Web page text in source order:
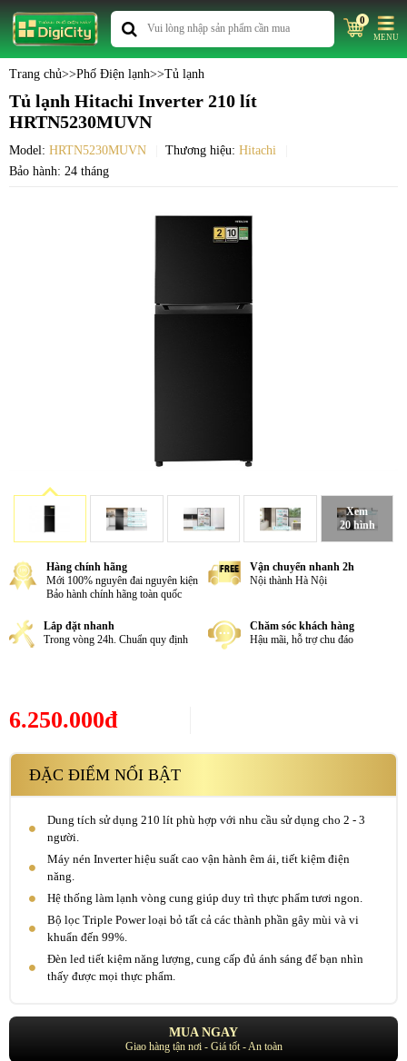
0
MENU
Trang chủ>>Phố Điện lạnh>>Tủ lạnh
Tủ lạnh Hitachi Inverter 210 lít
HRTN5230MUVN
Model: HRTN5230MUVN Thương hiệu: Hitachi
Bảo hành: 24 tháng
Xem
20 hình
Hàng chính hãng
Mới 100% nguyên đai nguyên kiện
Bảo hành chính hãng toàn quốc
Vận chuyển nhanh 2h
Nội thành Hà Nội
Lắp đặt nhanh
Trong vòng 24h. Chuẩn quy định
Chăm sóc khách hàng
Hậu mãi, hỗ trợ chu đáo
6.250.000đ
ĐẶC ĐIỂM NỔI BẬT
Dung tích sử dụng 210 lít phù hợp với nhu cầu sử dụng cho 2 - 3
người.
Máy nén Inverter hiệu suất cao vận hành êm ái, tiết kiệm điện
năng.
Hệ thống làm lạnh vòng cung giúp duy trì thực phẩm tươi ngon.
Bộ lọc Triple Power loại bỏ tất cả các thành phần gây mùi và vi
khuẩn đến 99%.
Đèn led tiết kiệm năng lượng, cung cấp đủ ánh sáng để bạn nhìn
thấy được mọi thực phẩm.
MUA NGAY
Giao hàng tận nơi - Giá tốt - An toàn